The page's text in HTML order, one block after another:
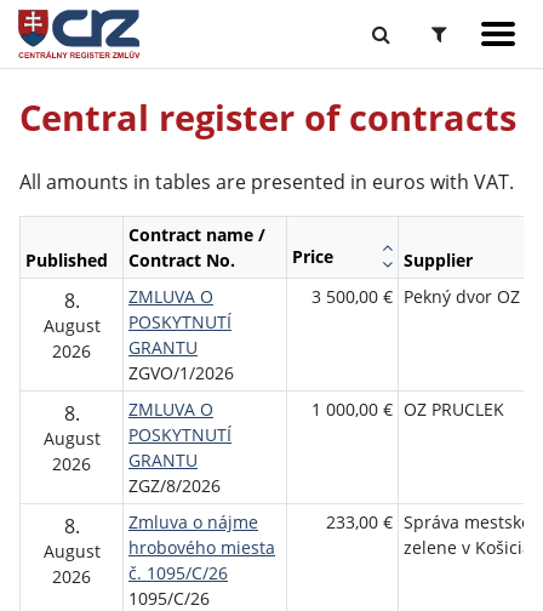
Central register of contracts
All amounts in tables are presented in euros with VAT.
Published
Contract name /
Contract No.
Price Supplier
8.
August
2026
ZMLUVA O
POSKYTNUTÍ
GRANTU
ZGVO/1/2026
3 500,00 € Pekný dvor OZ
8.
August
2026
ZMLUVA O
POSKYTNUTÍ
GRANTU
ZGZ/8/2026
1 000,00 € OZ PRUCLEK
8.
August
2026
Zmluva o nájme
hrobového miesta
č. 1095/C/26
1095/C/26
233,00 € Správa mestskej
zelene v